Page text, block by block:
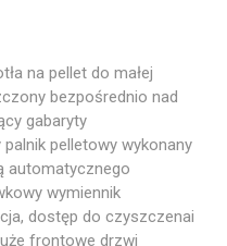
na pellet do małej
bezpośrednio nad
gabaryty
pelletowy wykonany
automatycznego
wymiennik
dostęp do czyszczenai
frontowe drzwi